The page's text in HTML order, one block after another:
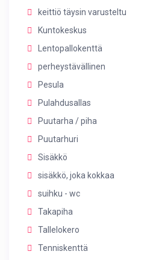
keittiö täysin varusteltu
Kuntokeskus
Lentopallokenttä
perheystävällinen
Pesula
Pulahdusallas
Puutarha / piha
Puutarhuri
Sisäkkö
sisäkkö, joka kokkaa
suihku - wc
Takapiha
Tallelokero
Tenniskenttä